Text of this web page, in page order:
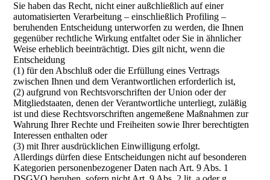
Sie haben das Recht, nicht einer außchließlich auf einer
automatisierten Verarbeitung – einschließlich Profiling –
beruhenden Entscheidung unterworfen zu werden, die Ihnen
gegenüber rechtliche Wirkung entfaltet oder Sie in ähnlicher
Weise erheblich beeinträchtigt. Dies gilt nicht, wenn die
Entscheidung
(1) für den Abschluß oder die Erfüllung eines Vertrags
zwischen Ihnen und dem Verantwortlichen erforderlich ist,
(2) aufgrund von Rechtsvorschriften der Union oder der
Mitgliedstaaten, denen der Verantwortliche unterliegt, zuläßig
ist und diese Rechtsvorschriften angemeßene Maßnahmen zur
Wahrung Ihrer Rechte und Freiheiten sowie Ihrer berechtigten
Interessen enthalten oder
(3) mit Ihrer ausdrücklichen Einwilligung erfolgt.
Allerdings dürfen diese Entscheidungen nicht auf besonderen
Kategorien personenbezogener Daten nach Art. 9 Abs. 1